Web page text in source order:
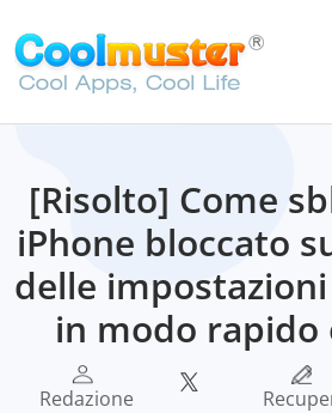
[Risolto] Come
iPhone bloccato
delle
in modo rapido
Redazione